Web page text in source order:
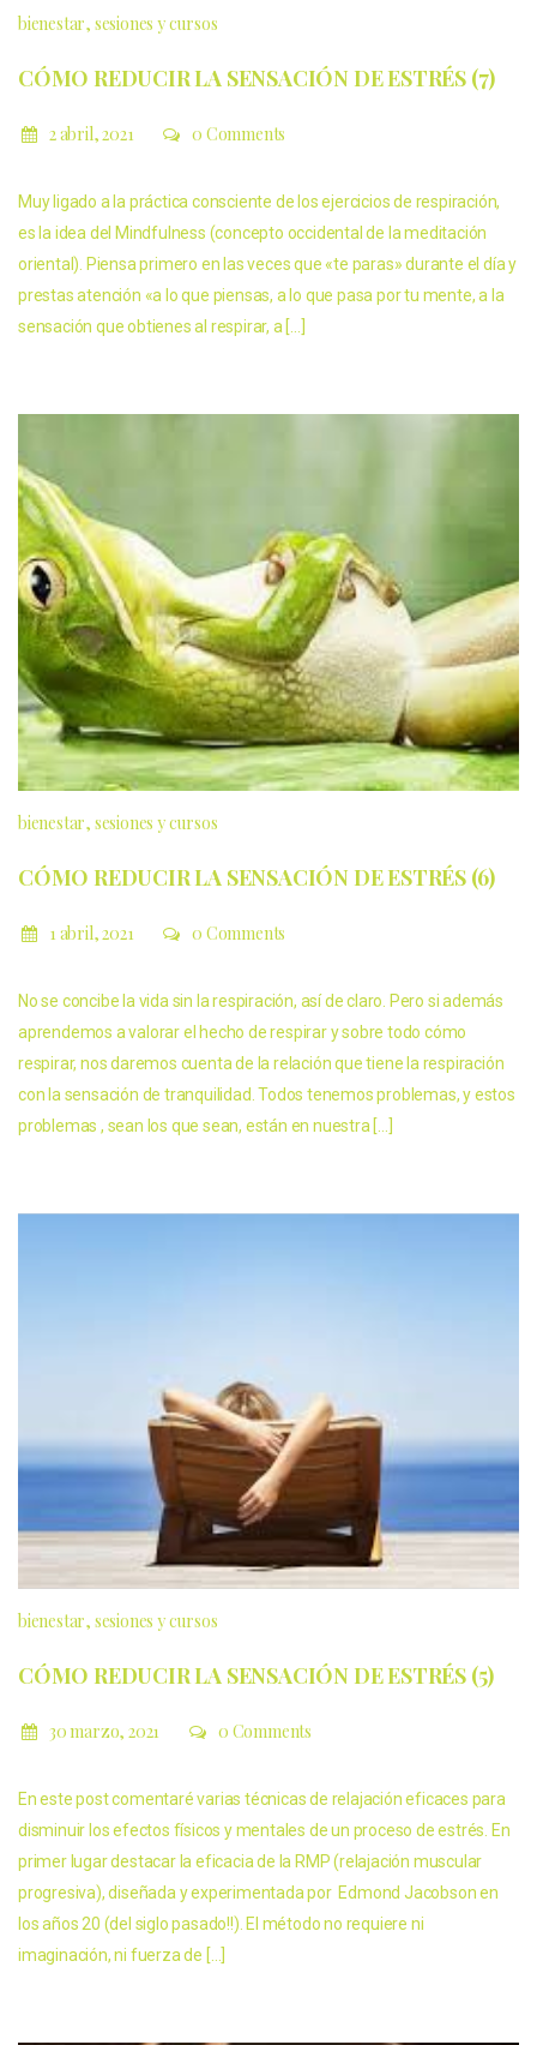
bienestar sesiones y cursos
CÓMO REDUCIR LA SENSACIÓN DE ESTRÉS (7)
2 abril, 2021 0 Comments
Muy ligado a la práctica consciente de los ejercicios de respiración,
es la idea del Mindfulness (concepto occidental de la meditación
oriental). Piensa primero en las veces que «te paras» durante el día y
prestas atención «a lo que piensas, a lo que pasa por tu mente, a la
sensación que obtienes al respirar, a […]
bienestar sesiones y cursos
CÓMO REDUCIR LA SENSACIÓN DE ESTRÉS (6)
1 abril, 2021 0 Comments
No se concibe la vida sin la respiración, así de claro. Pero si además
aprendemos a valorar el hecho de respirar y sobre todo cómo
respirar, nos daremos cuenta de la relación que tiene la respiración
con la sensación de tranquilidad. Todos tenemos problemas, y estos
problemas , sean los que sean, están en nuestra […]
bienestar sesiones y cursos
CÓMO REDUCIR LA SENSACIÓN DE ESTRÉS (5)
30 marzo, 2021 0 Comments
En este post comentaré varias técnicas de relajación eficaces para
disminuir los efectos físicos y mentales de un proceso de estrés. En
primer lugar destacar la eficacia de la RMP (relajación muscular
progresiva), diseñada y experimentada por Edmond Jacobson en
los años 20 (del siglo pasado!!). El método no requiere ni
imaginación, ni fuerza de […]